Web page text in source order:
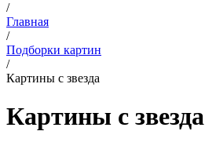
/
Главная
/
Подборки картин
/
Картины с звезда
Картины с звезда